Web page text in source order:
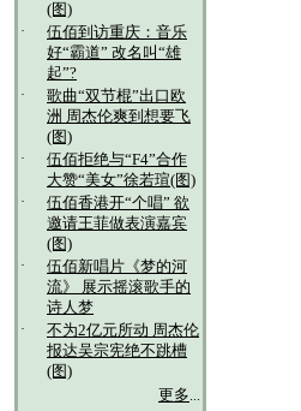
(图)
·
伍佰到访重庆：音乐
好“霸道” 改名叫“雄
起”?
·
歌曲“双节棍”出口欧
洲 周杰伦爽到想要飞
(图)
·
伍佰拒绝与“F4”合作
大赞“美女”徐若瑄(图)
·
伍佰香港开“个唱” 欲
邀请王菲做表演嘉宾
(图)
·
伍佰新唱片《梦的河
流》 展示摇滚歌手的
诗人梦
·
不为2亿元所动 周杰伦
报达吴宗宪绝不跳槽
(图)
更多...